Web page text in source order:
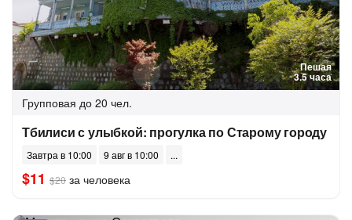
Пешая
3.5 часа
Групповая до 20 чел.
Тбилиси с улыбкой: прогулка по Старому городу
Завтра в 10:00 9 авг в 10:00
$11 $20 за человека